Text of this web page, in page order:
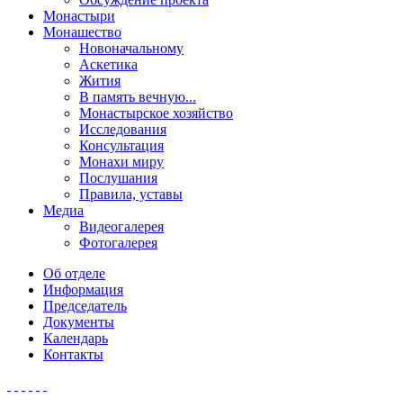
Монастыри
Монашество
Новоначальному
Аскетика
Жития
В память вечную...
Монастырское хозяйство
Исследования
Консультация
Монахи миру
Послушания
Правила, уставы
Медиа
Видеогалерея
Фотогалерея
Об отделе
Информация
Председатель
Документы
Календарь
Контакты